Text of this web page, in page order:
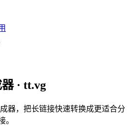
· tt.vg
器，把长链接快速转换成更适合分
。